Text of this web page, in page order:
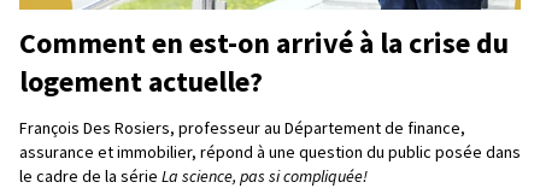
Comment en est-on arrivé à la crise du
logement actuelle?
François Des Rosiers, professeur au Département de finance,
assurance et immobilier, répond à une question du public posée dans
le cadre de la série La science, pas si compliquée!